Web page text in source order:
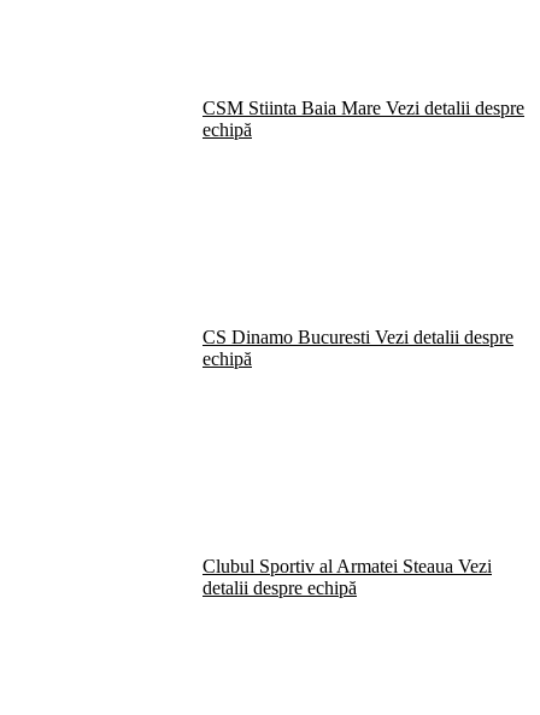
CSM Stiinta Baia Mare Vezi detalii despre
echipă
CS Dinamo Bucuresti Vezi detalii despre
echipă
Clubul Sportiv al Armatei Steaua Vezi
detalii despre echipă